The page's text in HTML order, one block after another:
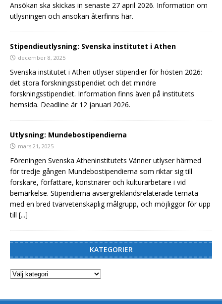
Ansökan ska skickas in senaste 27 april 2026. Information om
utlysningen och ansökan återfinns här.
Stipendieutlysning: Svenska institutet i Athen
december 8, 2025
Svenska institutet i Athen utlyser stipendier för hösten 2026:
det stora forskningsstipendiet och det mindre
forskningsstipendiet. Information finns även på institutets
hemsida. Deadline är 12 januari 2026.
Utlysning: Mundebostipendierna
mars 21, 2025
Föreningen Svenska Atheninstitutets Vänner utlyser härmed
för tredje gången Mundebostipendierna som riktar sig till
forskare, författare, konstnärer och kulturarbetare i vid
bemärkelse. Stipendierna avsergreklandsrelaterade temata
med en bred tvärvetenskaplig målgrupp, och möjliggör för upp
till [...]
KATEGORIER